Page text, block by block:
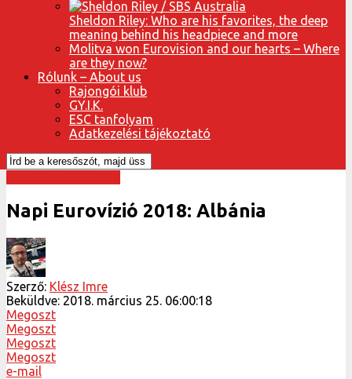
Sheldon Riley: Who are his favorites, the deep
meaning behind his headpiece and more
Molitva won Eurovision and our hearts – Where
are they now?
Rólunk – About us
Rajongói klub
GY.I.K.
ESC tanfolyam
Adatkezelési tájékoztató
Napi Eurovízió 2018: Albánia
Szerző: Klész Imre
Beküldve: 2018. március 25. 06:00:18
Megoszt
Megoszt
Megoszt
Megoszt
e-mail